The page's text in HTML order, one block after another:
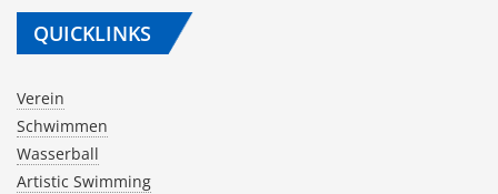
QUICKLINKS
Verein
Schwimmen
Wasserball
Artistic Swimming